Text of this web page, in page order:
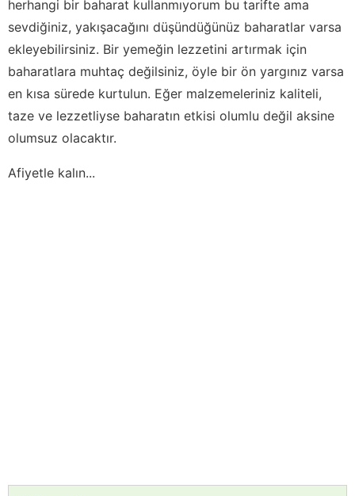
herhangi bir baharat kullanmıyorum bu tarifte ama
sevdiğiniz, yakışacağını düşündüğünüz baharatlar varsa
ekleyebilirsiniz. Bir yemeğin lezzetini artırmak için
baharatlara muhtaç değilsiniz, öyle bir ön yargınız varsa
en kısa sürede kurtulun. Eğer malzemeleriniz kaliteli,
taze ve lezzetliyse baharatın etkisi olumlu değil aksine
olumsuz olacaktır.
Afiyetle kalın...